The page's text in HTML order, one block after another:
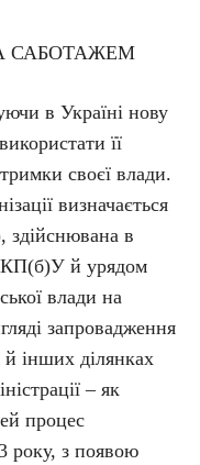
САБОТАЖЕМ
в Україні нову
її
своєї влади.
визначається
здійснювана в
й урядом
влади на
запровадження
й інших ділянках
– як
процес
року, з появою